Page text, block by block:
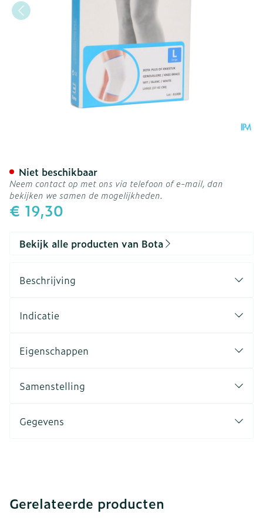
€ 19,30
Niet beschikbaar
Neem contact op met ons via telefoon of e-mail, dan
bekijken we samen de mogelijkheden.
Bekijk alle producten van Bota
Beschrijving
Indicatie
Eigenschappen
Samenstelling
Gegevens
Gerelateerde producten